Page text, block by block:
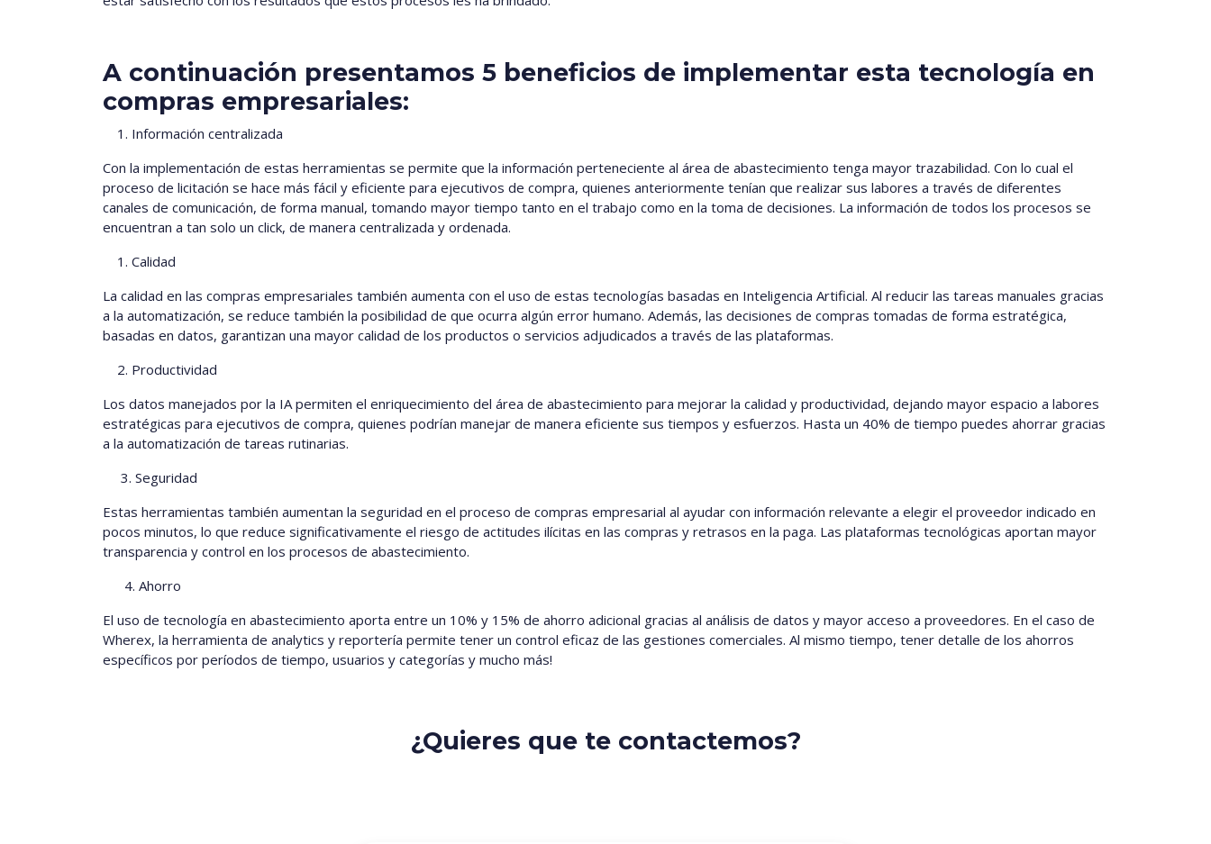
A continuación presentamos 5 beneficios de implementar esta tecnología en
compras empresariales:
Información centralizada
Con la implementación de estas herramientas se permite que la información perteneciente al área de abastecimiento tenga mayor trazabilidad. Con lo cual el
proceso de licitación se hace más fácil y eficiente para ejecutivos de compra, quienes anteriormente tenían que realizar sus labores a través de diferentes
canales de comunicación, de forma manual, tomando mayor tiempo tanto en el trabajo como en la toma de decisiones. La información de todos los procesos se
encuentran a tan solo un click, de manera centralizada y ordenada.
Calidad
La calidad en las compras empresariales también aumenta con el uso de estas tecnologías basadas en Inteligencia Artificial. Al reducir las tareas manuales gracias
a la automatización, se reduce también la posibilidad de que ocurra algún error humano. Además, las decisiones de compras tomadas de forma estratégica,
basadas en datos, garantizan una mayor calidad de los productos o servicios adjudicados a través de las plataformas.
2. Productividad
Los datos manejados por la IA permiten el enriquecimiento del área de abastecimiento para mejorar la calidad y productividad, dejando mayor espacio a labores
estratégicas para ejecutivos de compra, quienes podrían manejar de manera eficiente sus tiempos y esfuerzos. Hasta un 40% de tiempo puedes ahorrar gracias
a la automatización de tareas rutinarias.
3. Seguridad
Estas herramientas también aumentan la seguridad en el proceso de compras empresarial al ayudar con información relevante a elegir el proveedor indicado en
pocos minutos, lo que reduce significativamente el riesgo de actitudes ilícitas en las compras y retrasos en la paga. Las plataformas tecnológicas aportan mayor
transparencia y control en los procesos de abastecimiento.
4. Ahorro
El uso de tecnología en abastecimiento aporta entre un 10% y 15% de ahorro adicional gracias al análisis de datos y mayor acceso a proveedores. En el caso de
Wherex, la herramienta de analytics y reportería permite tener un control eficaz de las gestiones comerciales. Al mismo tiempo, tener detalle de los ahorros
específicos por períodos de tiempo, usuarios y categorías y mucho más!
¿Quieres que te contactemos?